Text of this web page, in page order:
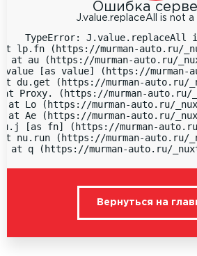
Ошибка
J.value.replaceAll is not
TypeError: J.value.replaceAll
lp.fn (https://murman-auto.ru/
at au (https://murman-auto.ru/
value [as value] (https://murman-
du.get (https://murman-auto.ru/
at Proxy.
(https://murman-auto.ru/
at Lo (https://murman-auto.ru/
at Ae (https://murman-auto.ru/
[as fn] (https://murman-
nu.run (https://murman-auto.ru/
at q (https://murman-auto.ru/
Вернуться на